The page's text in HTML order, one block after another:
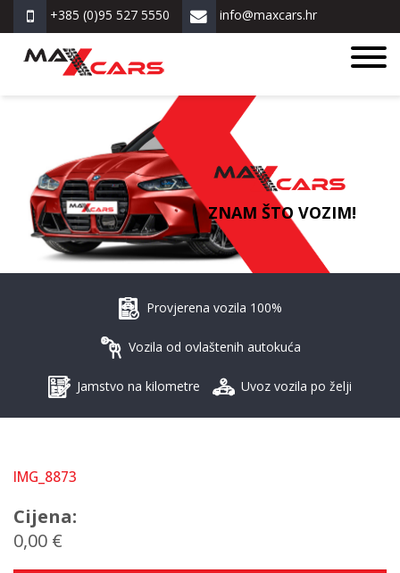
+385 (0)95 527 5550 info@maxcars.hr
ZNAM ŠTO VOZIM!
Provjerena vozila 100%
Vozila od ovlaštenih autokuća
Jamstvo na kilometre Uvoz vozila po želji
IMG_8873
Cijena:
0,00 €